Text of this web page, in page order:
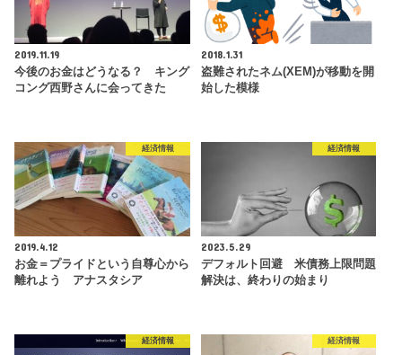
2019.11.19
今後のお金はどうなる？ キング
コング西野さんに会ってきた
2018.1.31
盗難されたネム(XEM)が移動を開
始した模様
経済情報
2019.4.12
お金＝プライドという自尊心から
離れよう アナスタシア
経済情報
2023.5.29
デフォルト回避 米債務上限問題
解決は、終わりの始まり
経済情報 経済情報